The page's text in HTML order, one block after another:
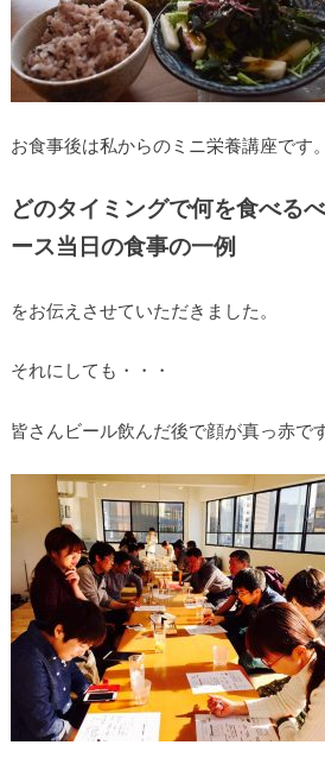
お食事後は私からのミニ栄養講座です。
どのタイミングで何を食べる
ース当日の食事の一例
をお伝えさせていただきました。
それにしても・・・
皆さんビール飲んだ後で顔が真っ赤で